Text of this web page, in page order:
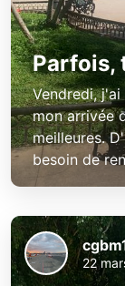
Parfois,
Vendredi,
mon arrivée
meilleures.
besoin de
22